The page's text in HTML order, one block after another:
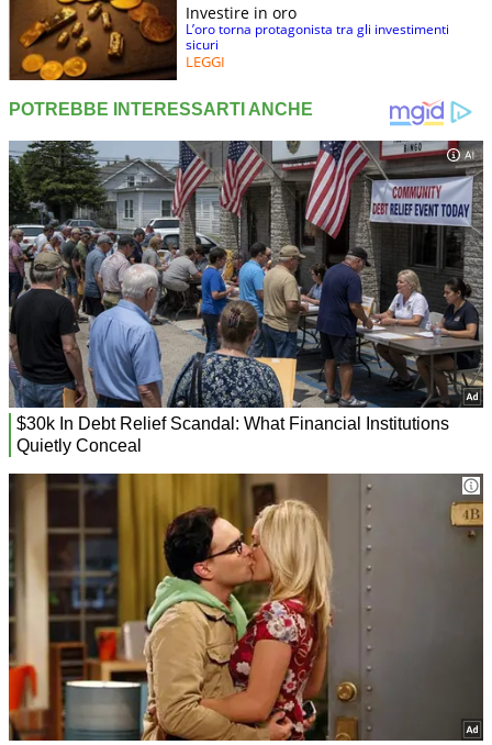
Investire in oro
L’oro torna protagonista tra gli investimenti
sicuri
LEGGI